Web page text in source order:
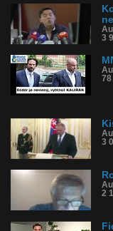
História sledovanosti
3
78
3
2